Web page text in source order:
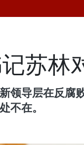
苏林
领导层在反腐
不在。